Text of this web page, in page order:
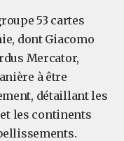
53 cartes
dont Giacomo
Mercator,
à être
détaillant les
les continents